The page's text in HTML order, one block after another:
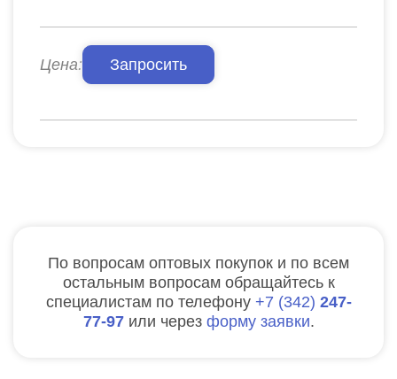
Цена: Запросить
По вопросам оптовых покупок и по всем
остальным вопросам обращайтесь к
специалистам по телефону
7 342 247-
77-97 или через форму заявки.